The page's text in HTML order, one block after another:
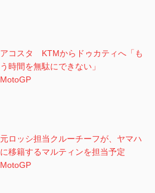
アコスタ KTMからドゥカティへ「も
う時間を無駄にできない」
MotoGP
元ロッシ担当クルーチーフが、ヤマハ
に移籍するマルティンを担当予定
MotoGP